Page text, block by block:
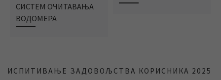
СИСТЕМ ОЧИТАВАЊА
ВОДОМЕРА
ИСПИТИВАЊЕ ЗАДОВОЉСТВА КОРИСНИКА 2025